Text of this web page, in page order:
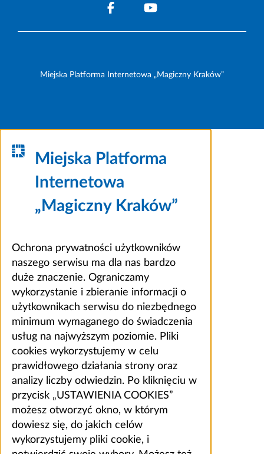
Miejska Platforma Internetowa „Magiczny Kraków”
Miejska Platforma
Internetowa
„Magiczny Kraków”
Ochrona prywatności użytkowników
naszego serwisu ma dla nas bardzo
duże znaczenie. Ograniczamy
wykorzystanie i zbieranie informacji o
użytkownikach serwisu do niezbędnego
minimum wymaganego do świadczenia
usług na najwyższym poziomie. Pliki
cookies wykorzystujemy w celu
prawidłowego działania strony oraz
analizy liczby odwiedzin. Po kliknięciu w
przycisk „USTAWIENIA COOKIES”
możesz otworzyć okno, w którym
dowiesz się, do jakich celów
wykorzystujemy pliki cookie, i